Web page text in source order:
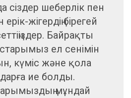
сіздер шеберлік пен
ерік-жігердің бірегей
Байрақты
ел сенімін
күміс және қола
ие болды.
мұндай